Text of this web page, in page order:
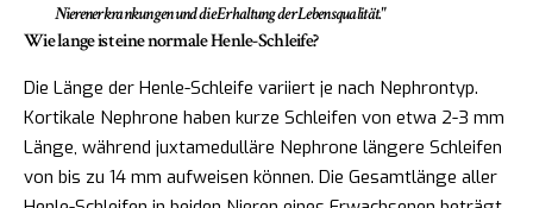
Nierenerkrankungen und die Erhaltung der Lebensqualität."
Wie lange ist eine normale Henle-Schleife?
Die Länge der Henle-Schleife variiert je nach Nephrontyp.
Kortikale Nephrone haben kurze Schleifen von etwa 2-3 mm
Länge, während juxtamedulläre Nephrone längere Schleifen
von bis zu 14 mm aufweisen können. Die Gesamtlänge aller